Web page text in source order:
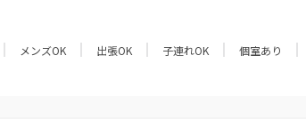
メンズOK 出張OK 子連れOK 個室あり